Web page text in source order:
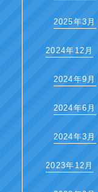
2025年3月
2024年12月
2024年9月
2024年6月
2024年3月
2023年12月